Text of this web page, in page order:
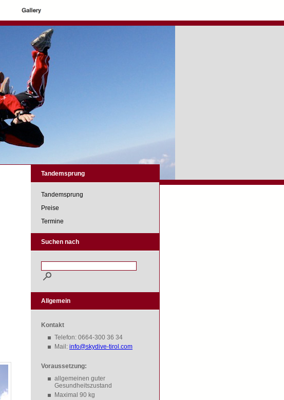
Tandemsprung
Tandemsprung
Preise
Termine
Suchen nach
Allgemein
Kontakt
Telefon: 0664-300 36 34
Mail: info@skydive-tirol.com
Voraussetzung:
allgemeinen guter
Gesundheitszustand
Maximal 90 kg